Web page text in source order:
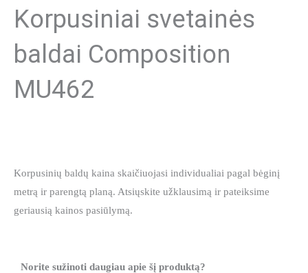
Korpusiniai svetainės
baldai Composition
MU462
Korpusinių baldų kaina skaičiuojasi individualiai pagal bėginį
metrą ir parengtą planą. Atsiųskite užklausimą ir pateiksime
geriausią kainos pasiūlymą.
Norite sužinoti daugiau apie šį produktą?